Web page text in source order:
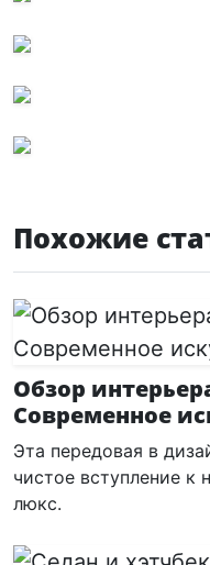
Похожие
Обзор
Современное
Эта передовая в
чистое вступление к
люкс.